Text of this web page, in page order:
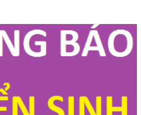
tượng tuyển sinh: Học sinh tốt